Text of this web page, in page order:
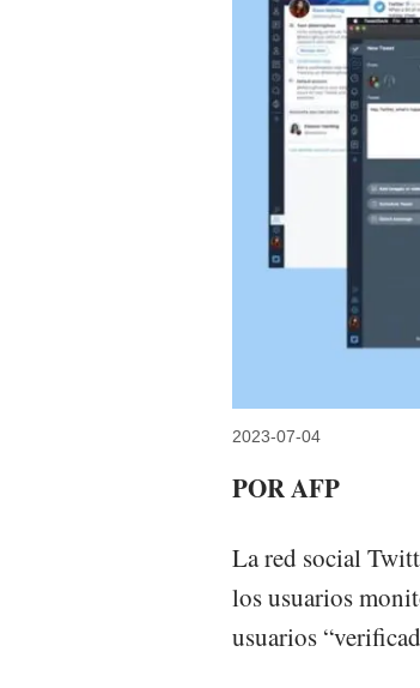
2023-07-04
POR AFP
La red social
los usuarios
usuarios